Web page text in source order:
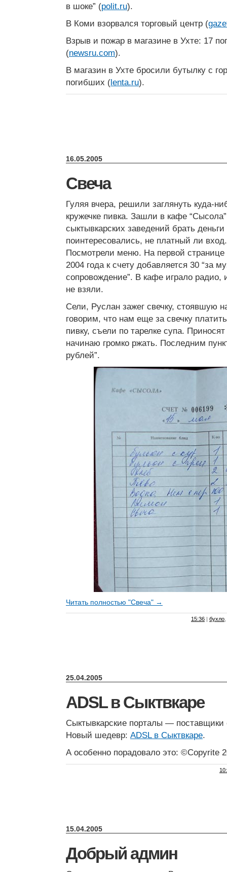
в шоке” (polit.ru).
В Коми взорвался торговый центр (
Взрыв и пожар в магазине в Ухте: 17
(newsru.com).
В магазин в Ухте бросили бутылку с
погибших (lenta.ru).
16.05.2005
Свеча
Гуляя вчера, решили заглянуть куда-
кружечке пивка. Зашли в кафе
сыктывкарских заведений брать
поинтересовались, не платный ли
Посмотрели меню. На первой странице
2004 года к счету добавляется 30 “за
сопровождение”. В кафе играло радио,
не взяли.
Сели, Руслан зажег свечку, стоявшую
говорим, что нам еще за свечку
пивку, съели по тарелке супа.
начинаю громко ржать. Последним
рублей”.
Читать полностью "Свеча" →
15:36 | бухло
25.04.2005
ADSL в Сыктвкаре
Сыктывкарские порталы — поставщики
Новый шедевр: ADSL в Сыктвкаре.
А особенно порадовало это: ©Copyrite
15.04.2005
Добрый админ